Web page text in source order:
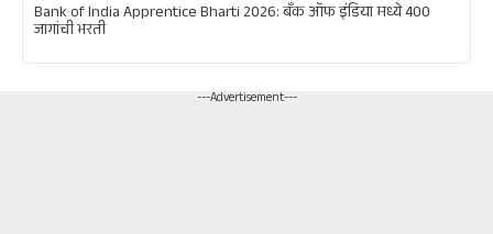
Bank of India Apprentice Bharti 2026: बँक ऑफ इंडिया मध्ये 400
जागांची भरती
---Advertisement---